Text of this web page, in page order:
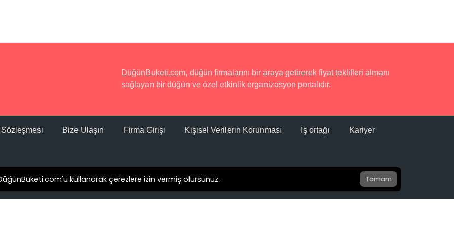
Şey Dahil, Her Şey Dahil, Luxury Her Şey Dahil
saatleri 20:00-23:00 arasındadır.
DüğünBuketi.com, düğün firmalarını bir araya getirerek fiyat teklifleri almanı
sağlayan bir düğün ve özel etkinlik organizasyon portalıdır.
Sözleşmesi Bize Ulaşın Firma Girişi Kişisel Verilerin Korunması İş ortağı Kariyer
kullanarak çerezlere izin vermiş olursunuz. Tamam